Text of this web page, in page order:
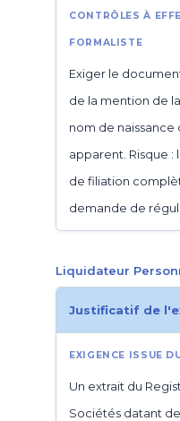
Exiger le
de la mention de
nom de
apparent. Risque
de filiation
demande de
Liquidateur
Justificatif de
Un extrait du
Sociétés datant